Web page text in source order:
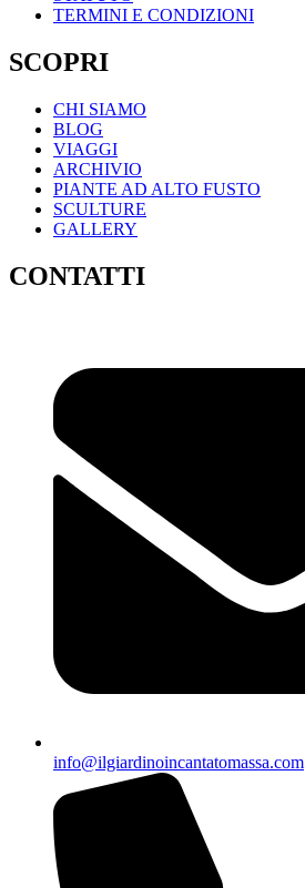
TERMINI E CONDIZIONI
SCOPRI
CHI SIAMO
BLOG
VIAGGI
ARCHIVIO
PIANTE AD ALTO FUSTO
SCULTURE
GALLERY
CONTATTI
info@ilgiardinoincantatomassa.com